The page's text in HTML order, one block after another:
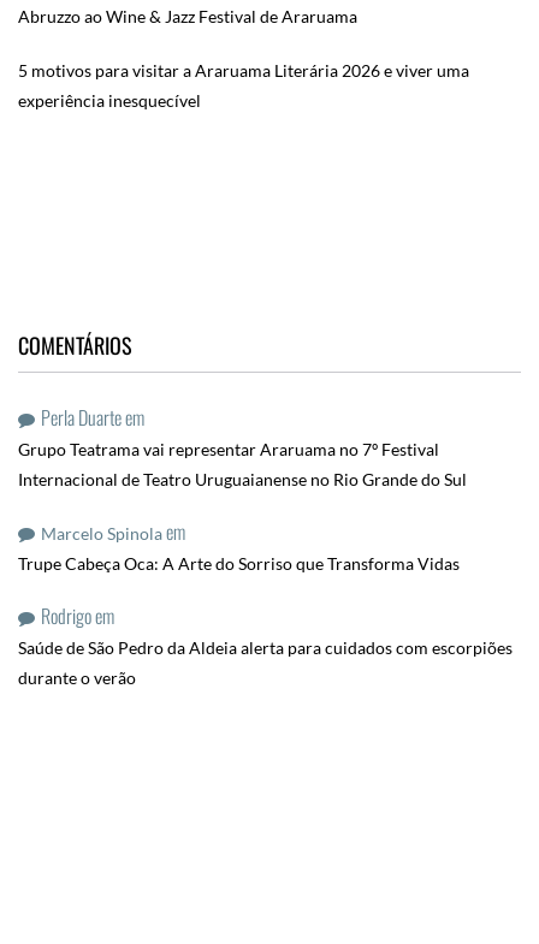
Abruzzo ao Wine & Jazz Festival de Araruama
5 motivos para visitar a Araruama Literária 2026 e viver uma
experiência inesquecível
COMENTÁRIOS
Perla Duarteem
Grupo Teatrama vai representar Araruama no 7º Festival
Internacional de Teatro Uruguaianense no Rio Grande do Sul
Marcelo Spinolaem
Trupe Cabeça Oca: A Arte do Sorriso que Transforma Vidas
Rodrigoem
Saúde de São Pedro da Aldeia alerta para cuidados com escorpiões
durante o verão